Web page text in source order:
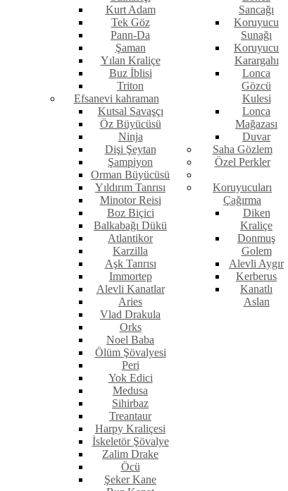
Kurt Adam
Tek Göz
Pann-Da
Şaman
Yılan Kraliçe
Buz İblisi
Triton
Efsanevi kahraman
Kutsal Savaşçı
Öz Büyücüsü
Ninja
Dişi Şeytan
Şampiyon
Orman Büyücüsü
Yıldırım Tanrısı
Minotor Reisi
Boz Biçici
Balkabağı Dükü
Atlantikor
Karzilla
Aşk Tanrısı
Immortep
Alevli Kanatlar
Aries
Vlad Drakula
Orks
Noel Baba
Ölüm Şövalyesi
Peri
Yok Edici
Medusa
Sihirbaz
Treantaur
Harpy Kraliçesi
İskeletör Şövalye
Zalim Drake
Öcü
Şeker Kane
Sancağı
Koruyucu
Sunağı
Koruyucu
Karargahı
Lonca
Gözcü
Kulesi
Lonca
Mağazası
Duvar
Saha Gözlem
Özel Perkler
Koruyucuları
Çağırma
Diken
Kraliçe
Donmuş
Golem
Alevli Aygır
Kerberus
Kanatlı
Aslan